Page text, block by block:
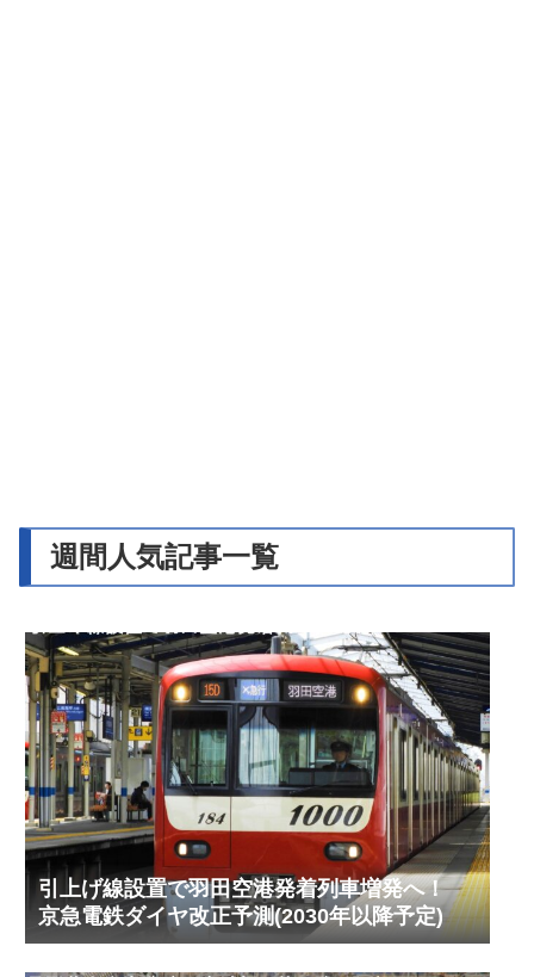
週間人気記事一覧
引上げ線設置で羽田空港発着列車増発へ！
京急電鉄ダイヤ改正予測(2030年以降予定)